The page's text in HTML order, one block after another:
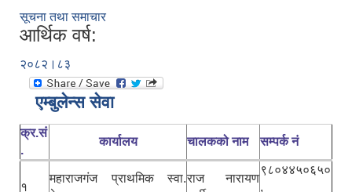
सूचना तथा समाचार
आर्थिक वर्ष:
२०८२।८३
एम्बुलेन्स सेवा
क्र.सं
.
कार्यालय चालकको नाम सम्पर्क नं
१
महाराजगंज प्राथमिक स्वा.राज नारायण
९८०४४५०६५०
,